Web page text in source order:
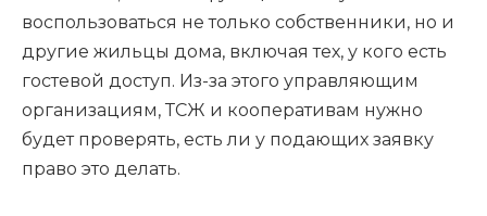
воспользоваться не только собственники, но и
другие жильцы дома, включая тех, у кого есть
гостевой доступ. Из-за этого управляющим
организациям, ТСЖ и кооперативам нужно
будет проверять, есть ли у подающих заявку
право это делать.